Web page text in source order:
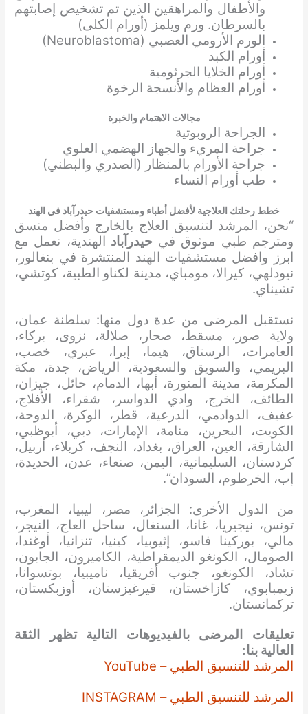
والأطفال والمراهقين الذين تم تشخيص إصابتهم
بالسرطان. ورم ويلمز (أورام الكلى)
الورم الأرومي العصبي (Neuroblastoma)
أورام الكبد
أورام الخلايا الجرثومية
أورام العظام والأنسجة الرخوة
مجالات الاهتمام والخبرة
الجراحة الروبوتية
جراحة المريء والجهاز الهضمي العلوي
جراحة الأورام بالمنظار (الصدري والبطني)
طب أورام النساء
خطط رحلتك العلاجية لأفضل أطباء ومستشفيات حيدرآباد في الهند
“نحن، المرشد لتنسيق العلاج بالخارج وأفضل منسق
ومترجم طبي موثوق في حيدرآباد الهندية، نعمل مع
ابرز وافضل مستشفيات الهند المنتشرة في بنغالور،
نيودلهي، كيرالا، مومباي، مدينة لكناو الطبية، كوتشي،
تشيناي.
نستقبل المرضى من عدة دول منها: سلطنة عمان،
ولاية صور، مسقط، صحار، صلالة، نزوى، بركاء،
العامرات، الرستاق، هيما، إبرا، عبري، خصب،
البريمي، والسويق والسعودية، الرياض، جدة، مكة
المكرمة، مدينة المنورة، أبها، الدمام، حائل، جيزان،
الطائف، الخرج، وادي الدواسر، شقراء، الأفلاج،
عفيف، الدوادمي، الدرعية، قطر، الوكرة، الدوحة،
الكويت، البحرين، منامة، الإمارات، دبي، أبوظبي،
الشارقة، العين، العراق، بغداد، النجف، كربلاء، أربيل،
كردستان، السليمانية، اليمن، صنعاء، عدن، الحديدة،
إب، الخرطوم، السودان”.
من الدول الأخرى: الجزائر، مصر، ليبيا، المغرب،
تونس، نيجيريا، غانا، السنغال، ساحل العاج، النيجر،
مالي، بوركينا فاسو، إثيوبيا، كينيا، تنزانيا، أوغندا،
الصومال، الكونغو الديمقراطية، الكاميرون، الجابون،
تشاد، الكونغو، جنوب أفريقيا، ناميبيا، بوتسوانا،
زيمبابوي، كازاخستان، قيرغيزستان، أوزبكستان،
تركمانستان.
تعليقات المرضى بالفيديوهات التالية تظهر الثقة
العالية بنا:
المرشد للتنسيق الطبي – YouTube
المرشد للتنسيق الطبي – INSTAGRAM